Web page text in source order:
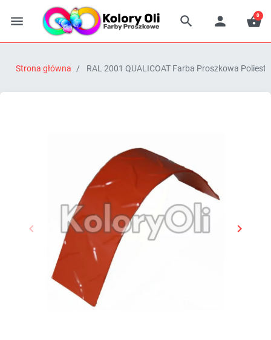
   
0
Strona główna RAL 2001 QUALICOAT Farba Proszkowa
Poprzedni
 